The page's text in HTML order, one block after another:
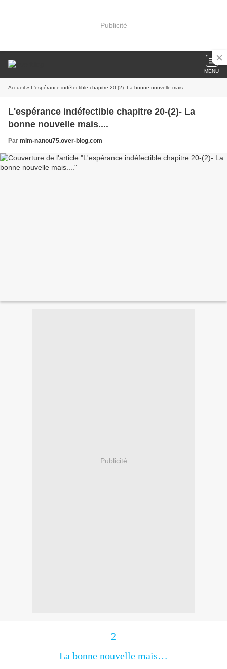
Publicité
MENU
Accueil » L'espérance indéfectible chapitre 20-(2)- La bonne nouvelle mais....
L'espérance indéfectible chapitre 20-(2)- La
bonne nouvelle mais....
Par mim-nanou75.over-blog.com
Publicité
2
La bonne nouvelle mais…